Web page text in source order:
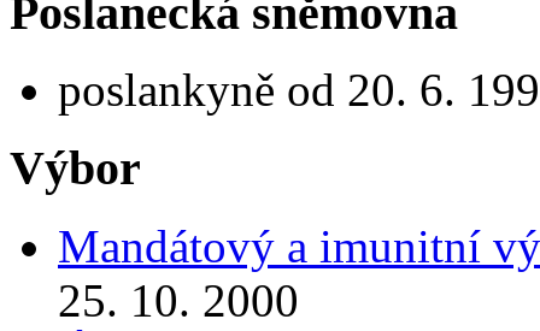
Poslanecká sněmovna
poslankyně od 20. 6.
Výbor
Mandátový a imunitní
25. 10. 2000